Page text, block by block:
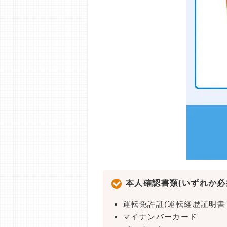
本人確認書類(いずれか
運転免許証(運転経歴証明書
マイナンバーカード